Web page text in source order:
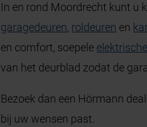
In en rond Moordrecht kunt u
garagedeuren, roldeuren en
en comfort, soepele
van het deurblad zodat de
Bezoek dan een Hörmann
bij uw wensen past.